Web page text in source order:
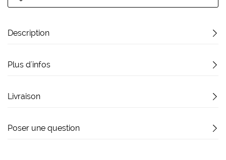
Description
Plus d'infos
Livraison
Poser une question